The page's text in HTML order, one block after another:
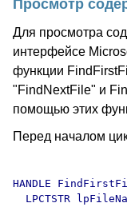
Просмотр
Для просмотра
интерфейсе
функции
"FindNextFile" и
помощью этих
Перед началом
HANDLE
LPCTSTR